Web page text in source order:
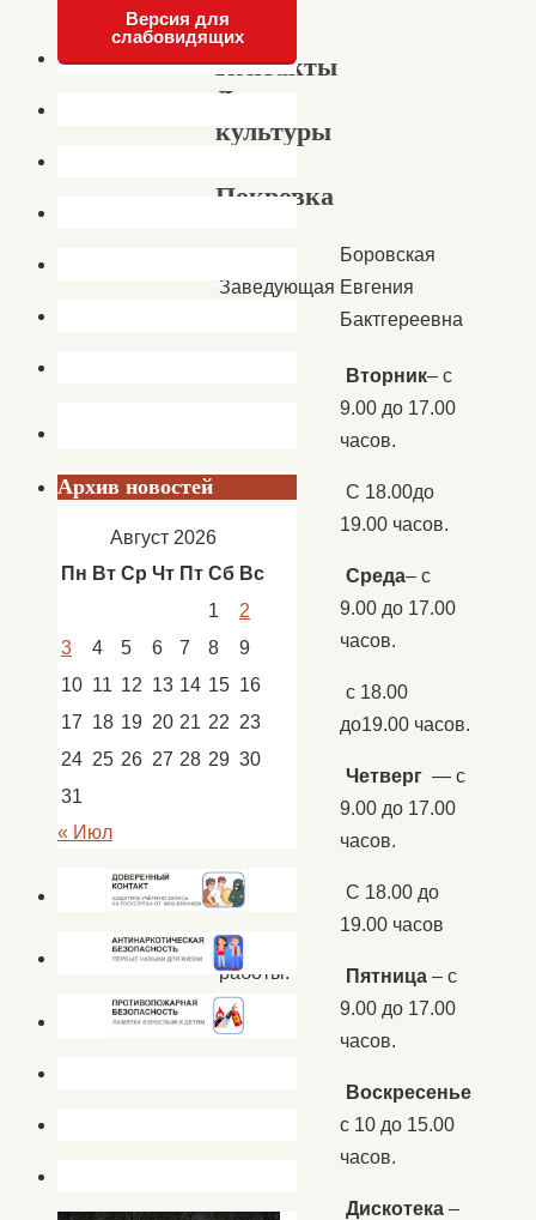
Контакты
Дома
культуры
Покровка
Заведующая
Боровская
Евгения
Бактгереевна
График
работы:
Вторник– с
9.00 до 17.00
часов.
С 18.00до
19.00 часов.
Среда– с
9.00 до 17.00
часов.
с 18.00
до19.00 часов.
Четверг — с
9.00 до 17.00
часов.
С 18.00 до
19.00 часов
Пятница – с
9.00 до 17.00
часов.
Воскресенье
с 10 до 15.00
часов.
Дискотека –
Версия для
слабовидящих
Архив новостей
Август 2026
Пн Вт Ср Чт Пт Сб Вс
1
2
3
4 5 6 7 8
9
10 11 12 13 14 15 16
17 18 19 20 21 22 23
24 25 26 27 28 29 30
31
« Июл